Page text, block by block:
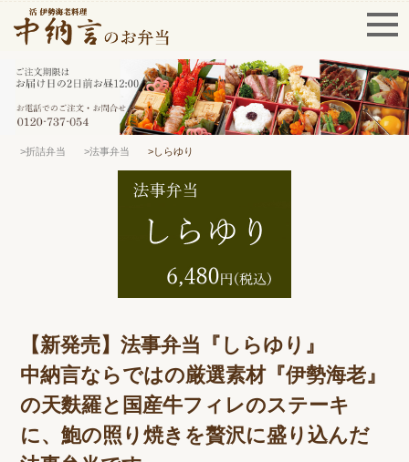
>折詰弁当 >法事弁当 >しらゆり
【新発売】法事弁当『しらゆり』
中納言ならではの厳選素材『伊勢海老』
の天麩羅と国産牛フィレのステーキ
に、鮑の照り焼きを贅沢に盛り込んだ